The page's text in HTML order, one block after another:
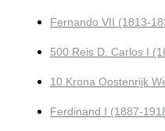
Fernando VII (1813-
500 Reis D. Carlos I
10 Krona Oostenrijk
Ferdinand I (1887-